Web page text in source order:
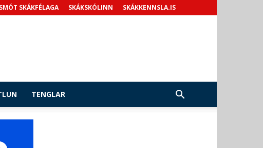
SKÁKFÉLAGA SKÁKSKÓLINN SKÁKKENNSLA.IS
TENGLAR